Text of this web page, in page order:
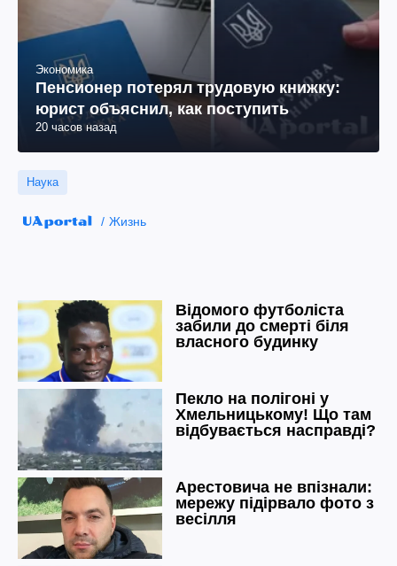
Экономика
Пенсионер потерял трудовую книжку:
юрист объяснил, как поступить
20 часов назад
Наука
Жизнь